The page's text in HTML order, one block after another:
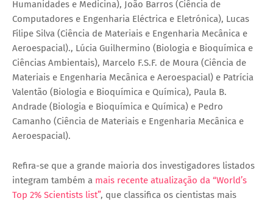
Humanidades e Medicina), João Barros (Ciência de
Computadores e Engenharia Eléctrica e Eletrónica), Lucas
Filipe Silva (Ciência de Materiais e Engenharia Mecânica e
Aeroespacial)., Lúcia Guilhermino (Biologia e Bioquímica e
Ciências Ambientais), Marcelo F.S.F. de Moura (Ciência de
Materiais e Engenharia Mecânica e Aeroespacial) e Patrícia
Valentão (Biologia e Bioquímica e Química), Paula B.
Andrade (Biologia e Bioquímica e Química) e Pedro
Camanho (Ciência de Materiais e Engenharia Mecânica e
Aeroespacial).
Refira-se que a grande maioria dos investigadores listados
integram também a mais recente atualização da “World’s
Top 2% Scientists list”, que classifica os cientistas mais